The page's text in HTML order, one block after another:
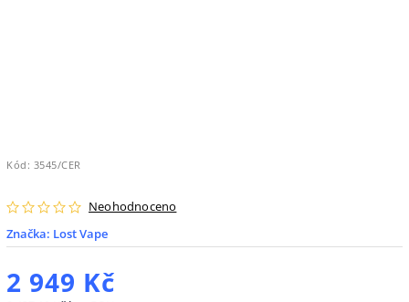
Kód: 3545/CER
Neohodnoceno
Značka: Lost Vape
2 949 Kč